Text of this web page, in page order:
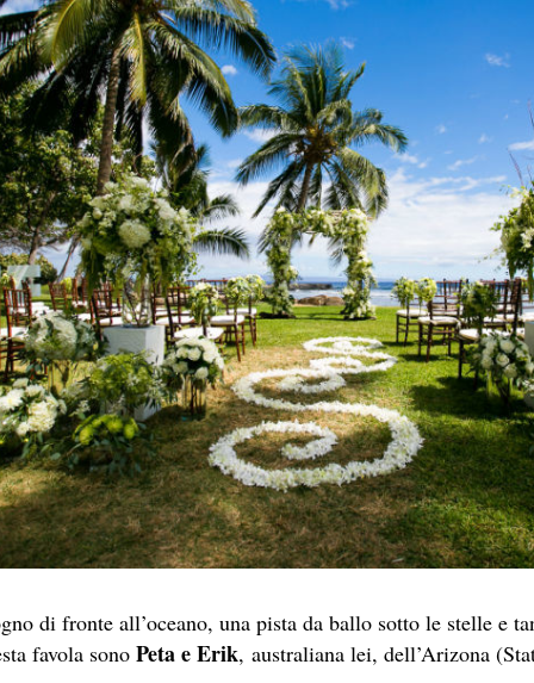
di fronte all’oceano, una pista da ballo sotto le stelle e
favola sono Peta e Erik, australiana lei, dell’Arizona